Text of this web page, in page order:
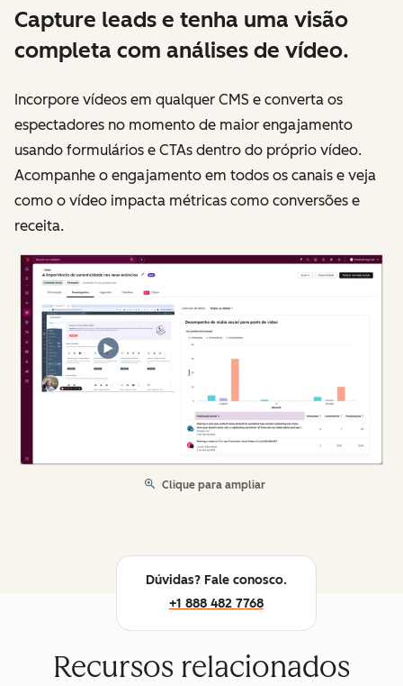
Capture leads e tenha uma visão
completa com análises de vídeo.
Incorpore vídeos em qualquer CMS e converta os
espectadores no momento de maior engajamento
usando formulários e CTAs dentro do próprio vídeo.
Acompanhe o engajamento em todos os canais e veja
como o vídeo impacta métricas como conversões e
receita.
Clique para ampliar
Dúvidas? Fale conosco.
+1 888 482 7768
Recursos relacionados